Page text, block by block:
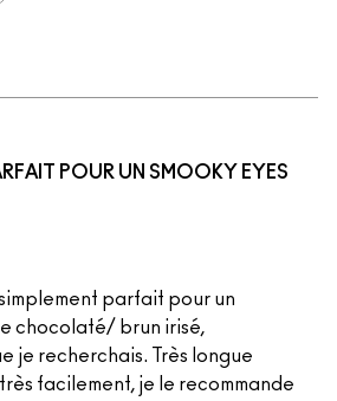
POUR UN SMOOKY EYES
parfait pour un
chocolaté/ brun irisé,
je recherchais. Très longue
facilement, je le recommande